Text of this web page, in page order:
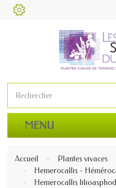
MENU
Accueil
Plantes vivaces
Hemerocallis -
Hemerocallis